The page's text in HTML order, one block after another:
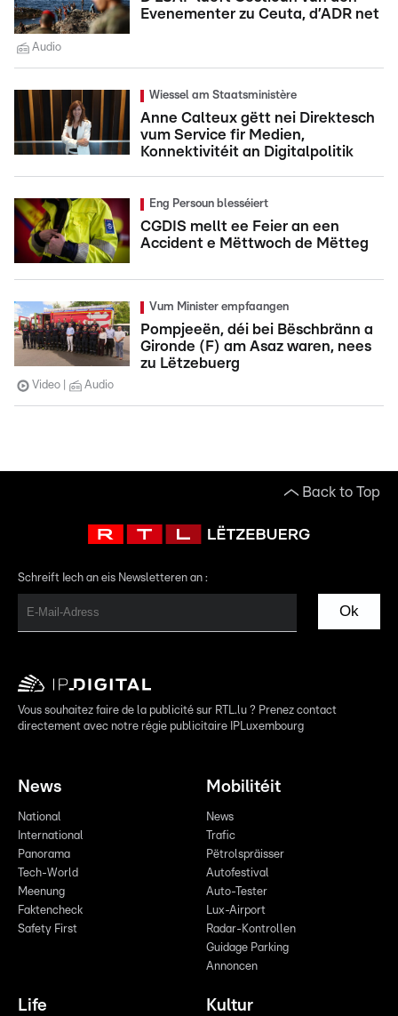
Evenementer zu Ceuta, d’ADR net
Audio
Wiessel am Staatsministère
Anne Calteux gëtt nei Direktesch
vum Service fir Medien,
Konnektivitéit an Digitalpolitik
Eng Persoun blesséiert
CGDIS mellt ee Feier an een
Accident e Mëttwoch de Mëtteg
Vum Minister empfaangen
Pompjeeën, déi bei Bëschbränn a
Gironde (F) am Asaz waren, nees
zu Lëtzebuerg
Video Audio
Back to Top
Schreift Iech an eis Newsletteren an :
Ok
Vous souhaitez faire de la publicité sur RTL.lu ? Prenez contact
directement avec notre régie publicitaire IPLuxembourg
News
National
International
Panorama
Tech-World
Meenung
Faktencheck
Safety First
Mobilitéit
News
Trafic
Pëtrolspräisser
Autofestival
Auto-Tester
Lux-Airport
Radar-Kontrollen
Guidage Parking
Annoncen
Life Kultur